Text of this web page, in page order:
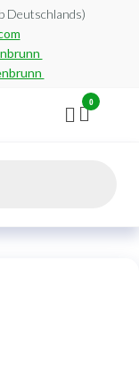
Deutschlands)
0